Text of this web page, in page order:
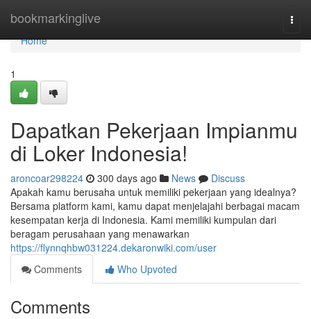
bookmarkinglive
Home
Home
1
Dapatkan Pekerjaan Impianmu
di Loker Indonesia!
aroncoar298224 300 days ago News
Discuss
Apakah kamu berusaha untuk memiliki pekerjaan yang idealnya?
Bersama platform kami, kamu dapat menjelajahi berbagai macam
kesempatan kerja di Indonesia. Kami memiliki kumpulan dari
beragam perusahaan yang menawarkan
https://flynnqhbw031224.dekaronwiki.com/user
Comments
Who Upvoted
Comments